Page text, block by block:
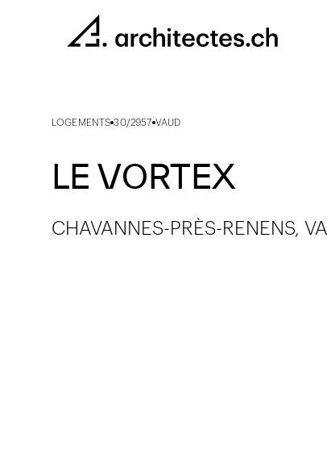
LOGEMENTS 30/2957 VAUD
LE VORTEX
CHAVANNES-PRÈS-RENENS,